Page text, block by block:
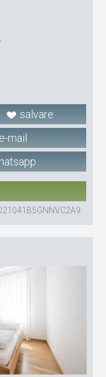
salvare
mail